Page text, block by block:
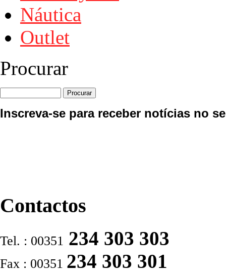
Náutica
Outlet
Procurar
Inscreva-se para receber notícias no
Contactos
Tel. : 00351 234 303 303
Fax : 00351 234 303 301